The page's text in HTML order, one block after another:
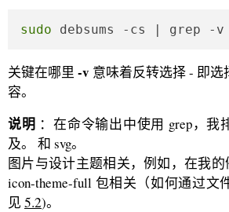
sudo debsums -cs | grep -v
关键在哪里-v意味着反转选择 - 即选
容。
说明 ：在命令输出中使用 grep，我
及。 和 svg。
图片与设计主题相关，例如，在我的
icon-theme-full 包相关（如何通过文
见 5.2)。